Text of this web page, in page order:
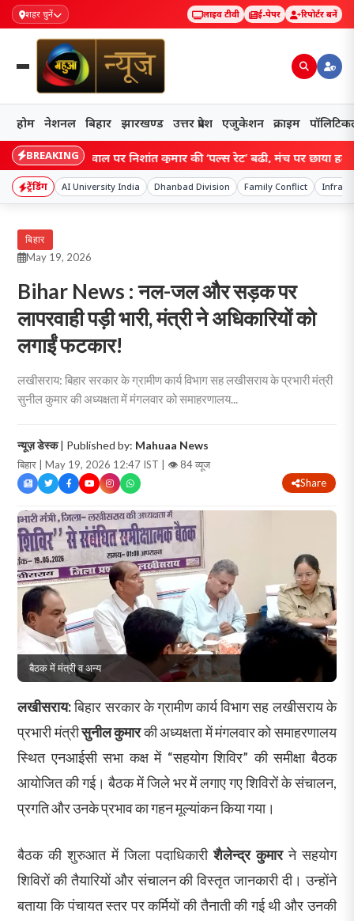
शहर चुनें लाइव टीवी ई-पेपर रिपोर्टर बनें
होम नेशनल बिहार झारखण्ड उत्तर प्रदेश एजुकेशन क्राइम
BREAKING
के सवाल पर निशांत कुमार की ‘पल्स रेट’ बढ़ी, मंच पर छाया हल्का-
ट्रेंडिंग AI University India Dhanbad Division Family Conflict
बिहार
May 19, 2026
Bihar News : नल-जल और सड़क पर
लापरवाही पड़ी भारी, मंत्री ने अधिकारियों को
लगाईं फटकार!
लखीसराय: बिहार सरकार के ग्रामीण कार्य विभाग सह लखीसराय के प्रभारी मंत्री
सुनील कुमार की अध्यक्षता में मंगलवार को समाहरणालय...
न्यूज़ डेस्क| Published by: Mahuaa News
बिहार | May 19, 2026 12:47 IST | 👁 84 व्यूज
Share
बैठक में मंत्री व अन्य
लखीसराय:बिहार सरकार के ग्रामीण कार्य विभाग सह लखीसराय के
प्रभारी मंत्रीसुनील कुमारकी अध्यक्षता में मंगलवार को समाहरणालय
स्थित एनआईसी सभा कक्ष में “सहयोग शिविर” की समीक्षा बैठक
आयोजित की गई। बैठक में जिले भर में लगाए गए शिविरों के संचालन,
प्रगति और उनके प्रभाव का गहन मूल्यांकन किया गया।
बैठक की शुरुआत में जिला पदाधिकारीशैलेन्द्र कुमारने सहयोग
शिविरों की तैयारियों और संचालन की विस्तृत जानकारी दी। उन्होंने
बताया कि पंचायत स्तर पर कर्मियों की तैनाती की गई थी और उनकी